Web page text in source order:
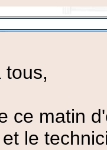
tous,
ce matin
le